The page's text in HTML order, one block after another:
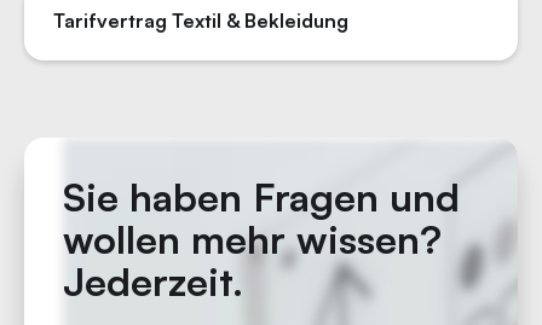
Tarifvertrag Textil & Bekleidung
Sie haben Fragen und
wollen mehr wissen?
Jederzeit.